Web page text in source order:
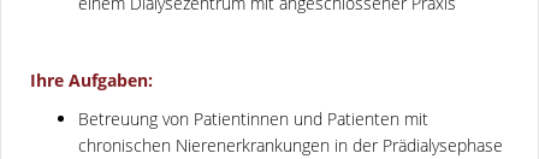
Ihre Aufgaben:
Betreuung von Patientinnen und Patienten mit
chronischen Nierenerkrankungen in der Prädialysephase